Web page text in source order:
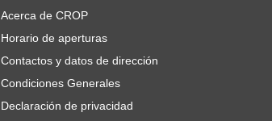
Acerca de CROP
Horario de aperturas
Contactos y datos de dirección
Condiciones Generales
Declaración de privacidad